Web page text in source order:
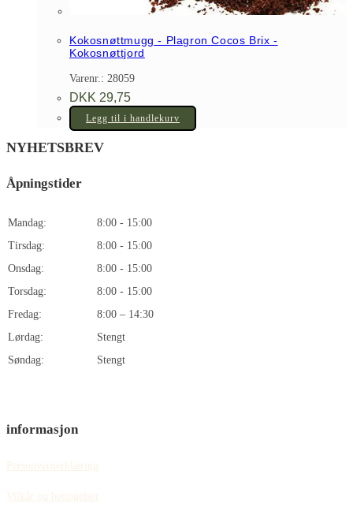
Kokosnøttmugg - Plagron Cocos Brix -
Kokosnøttjord
Varenr.: 28059
DKK 29,75
Legg til i handlekurv
NYHETSBREV
Åpningstider
Mandag:
8:00 - 15:00
Tirsdag:
8:00 - 15:00
Onsdag:
8:00 - 15:00
Torsdag:
8:00 - 15:00
Fredag:
8:00 – 14:30
Lørdag:
Stengt
Søndag:
Stengt
informasjon
Personvernerklæring
Vilkår og betingelser